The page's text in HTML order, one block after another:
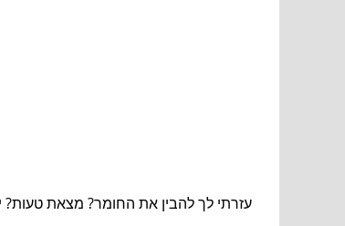
עזרתי לך להבין את החומר? מצאת